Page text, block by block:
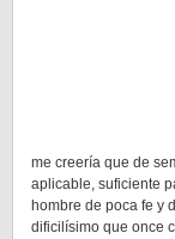
me creería que de
aplicable, suficiente
hombre de poca fe y
dificilísimo que once